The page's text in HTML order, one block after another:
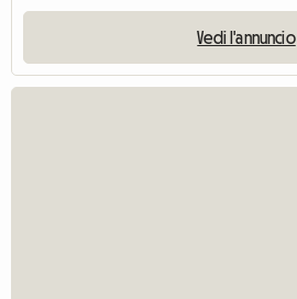
Vedi l'annuncio